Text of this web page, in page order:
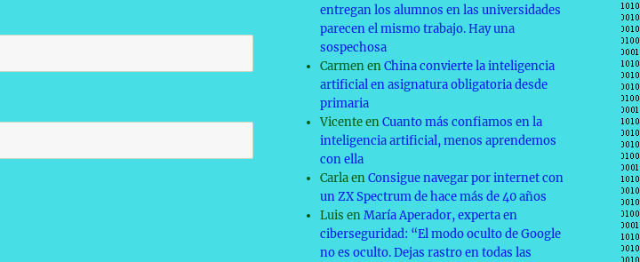
entregan los alumnos en las universidades
parecen el mismo trabajo. Hay una
sospechosa
CarmenenChina convierte la inteligencia
artificial en asignatura obligatoria desde
primaria
VicenteenCuanto más confiamos en la
inteligencia artificial, menos aprendemos
con ella
CarlaenConsigue navegar por internet con
un ZX Spectrum de hace más de 40 años
Luis enMaría Aperador, experta en
ciberseguridad: “El modo oculto de Google
no es oculto. Dejas rastro en todas las